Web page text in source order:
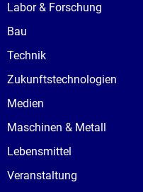
Labor & Forschung
Bau
Technik
Zukunftstechnologien
Medien
Maschinen & Metall
Lebensmittel
Veranstaltung